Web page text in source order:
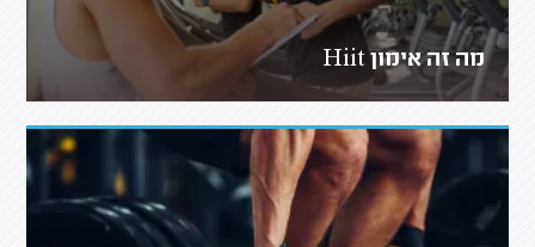
מה זה אימון Hiit